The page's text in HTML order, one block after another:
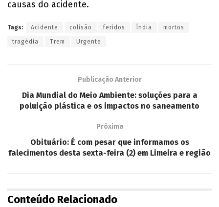
causas do acidente.
Tags: Acidente colisão feridos Índia mortos
tragédia Trem Urgente
Publicação Anterior
Dia Mundial do Meio Ambiente: soluções para a
poluição plástica e os impactos no saneamento
Próxima
Obituário: É com pesar que informamos os
falecimentos desta sexta-feira (2) em Limeira e região
Conteúdo Relacionado